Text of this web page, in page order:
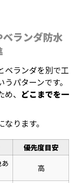
ランダ防水
ベランダを別で工
パターンです。
、 どこまでを一
ります。
優先度目安
高